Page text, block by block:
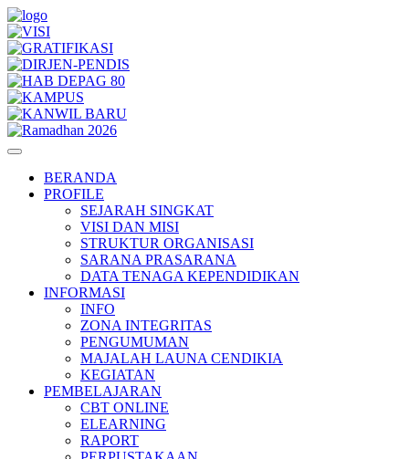
BERANDA
PROFILE
SEJARAH SINGKAT
VISI DAN MISI
STRUKTUR ORGANISASI
SARANA PRASARANA
DATA TENAGA KEPENDIDIKAN
INFORMASI
INFO
ZONA INTEGRITAS
PENGUMUMAN
MAJALAH LAUNA CENDIKIA
KEGIATAN
PEMBELAJARAN
CBT ONLINE
ELEARNING
RAPORT